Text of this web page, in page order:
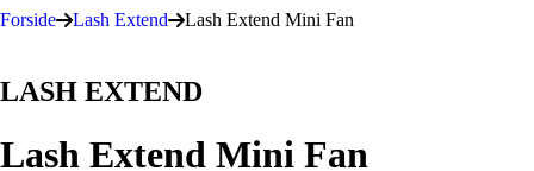
Forside
Lash Extend Lash Extend Mini Fan
LASH EXTEND
Lash Extend Mini Fan